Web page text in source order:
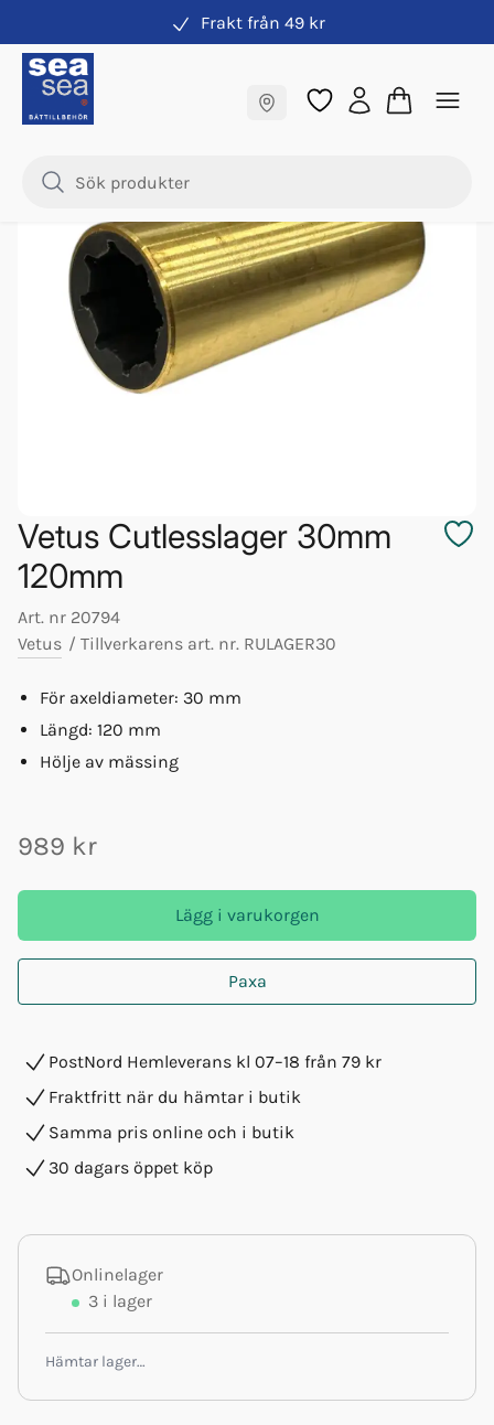
Frakt från 49 kr
Samma pris online & i butik
Drevdelar & axeltätningar
Vetus Cutlesslager 30mm
120mm
Art. nr 20794
Vetus / Tillverkarens art. nr. RULAGER30
För axeldiameter: 30 mm
Längd: 120 mm
Hölje av mässing
989 kr
Lägg i varukorgen
Paxa
PostNord Hemleverans kl 07–18 från 79 kr
Fraktfritt när du hämtar i butik
Samma pris online och i butik
30 dagars öppet köp
Onlinelager
3 i lager
Hämtar lager…